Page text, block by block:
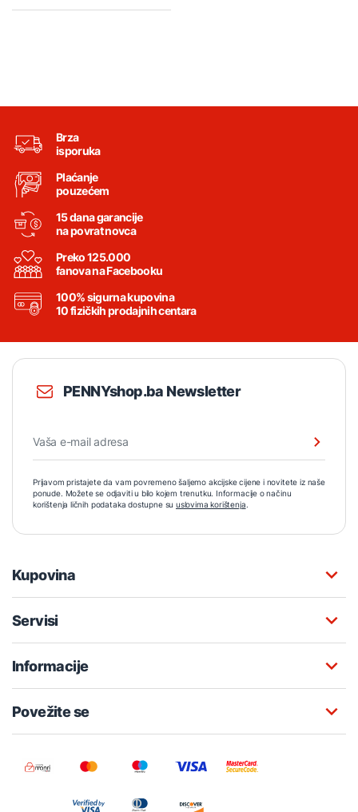
Brza
isporuka
Plaćanje
pouzećem
15 dana garancije
na povrat novca
Preko 125.000
fanova na Facebooku
100% sigurna kupovina
10 fizičkih prodajnih centara
PENNYshop.ba Newsletter
Prijavom pristajete da vam povremeno šaljemo akcijske cijene i novitete iz naše
ponude. Možete se odjaviti u bilo kojem trenutku. Informacije o načinu
korištenja ličnih podataka dostupne su uslovima korištenja.
Kupovina
Servisi
Informacije
Povežite se